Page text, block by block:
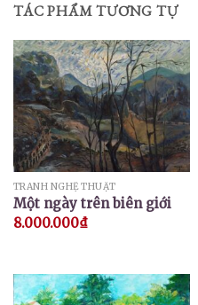
TÁC PHẨM TƯƠNG TỰ
TRANH NGHỆ THUẬT
Một ngày trên biên giới
8.000.000₫